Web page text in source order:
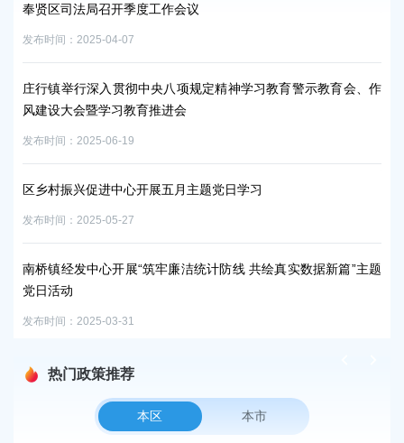
奉贤区司法局召开季度工作会议
发布时间：2025-04-07
庄行镇举行深入贯彻中央八项规定精神学习教育警示教育会、作
风建设大会暨学习教育推进会
发布时间：2025-06-19
区乡村振兴促进中心开展五月主题党日学习
发布时间：2025-05-27
南桥镇经发中心开展“筑牢廉洁统计防线 共绘真实数据新篇”主题
党日活动
发布时间：2025-03-31
热门政策推荐
本区 本市